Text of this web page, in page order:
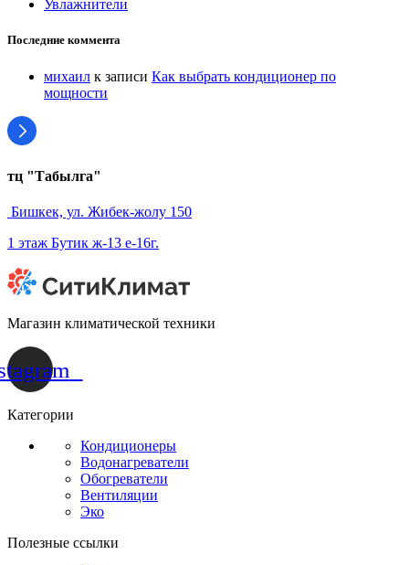
Увлажнители
Последние коммента
михаил к записи Как выбрать кондиционер по
мощности
тц "Табылга"
Бишкек, ул. Жибек-жолу 150
1 этаж Бутик ж-13 е-16г.
Магазин климатической техники
Категории
Кондиционеры
Водонагреватели
Обогреватели
Вентиляции
Эко
Полезные ссылки